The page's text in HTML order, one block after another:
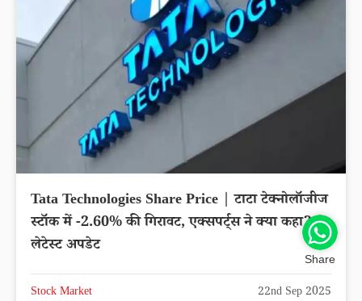
Tata Technologies Share Price | टाटा टेक्नोलॉजीज
स्टॉक में -2.60% की गिरावट, एक्सपर्ट्स ने क्या कहा?
लेटेस्ट अपडेट
Stock Market 22nd Sep 2025
Share